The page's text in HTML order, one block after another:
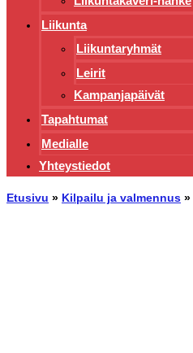
Liikunta
Liikuntaryhmät
Leirit
Kampanjapäivät
Tapahtumat
Medialle
Yhteystiedot
Etusivu » Kilpailu ja valmennus »